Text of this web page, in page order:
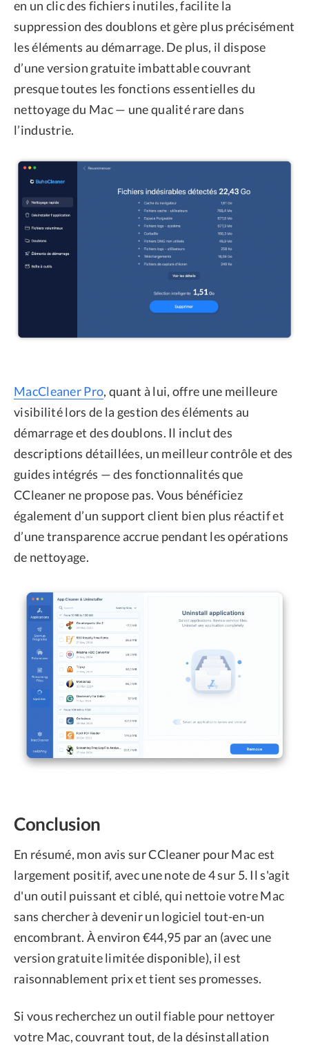
en un clic des fichiers inutiles, facilite la
suppression des doublons et gère plus précisément
les éléments au démarrage. De plus, il dispose
d’une version gratuite imbattable couvrant
presque toutes les fonctions essentielles du
nettoyage du Mac — une qualité rare dans
l’industrie.
MacCleaner Pro, quant à lui, offre une meilleure
visibilité lors de la gestion des éléments au
démarrage et des doublons. Il inclut des
descriptions détaillées, un meilleur contrôle et des
guides intégrés — des fonctionnalités que
CCleaner ne propose pas. Vous bénéficiez
également d’un support client bien plus réactif et
d’une transparence accrue pendant les opérations
de nettoyage.
Conclusion
En résumé, mon avis sur CCleaner pour Mac est
largement positif, avec une note de 4 sur 5. Il s'agit
d'un outil puissant et ciblé, qui nettoie votre Mac
sans chercher à devenir un logiciel tout-en-un
encombrant. À environ €44,95 par an (avec une
version gratuite limitée disponible), il est
raisonnablement prix et tient ses promesses.
Si vous recherchez un outil fiable pour nettoyer
votre Mac, couvrant tout, de la désinstallation